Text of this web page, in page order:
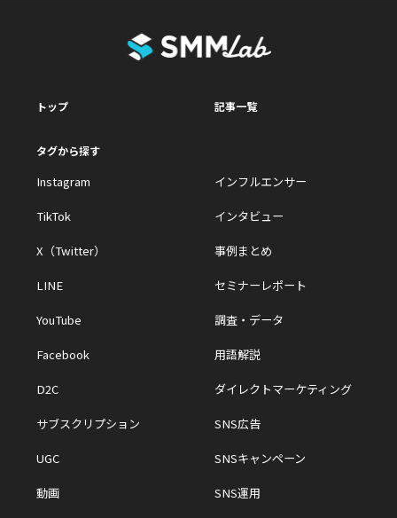
トップ 記事一覧
タグから探す
Instagram
TikTok
X（Twitter）
LINE
YouTube
Facebook
D2C
サブスクリプション
UGC
動画
インフルエンサー
インタビュー
事例まとめ
セミナーレポート
調査・データ
用語解説
ダイレクトマーケティング
SNS広告
SNSキャンペーン
SNS運用